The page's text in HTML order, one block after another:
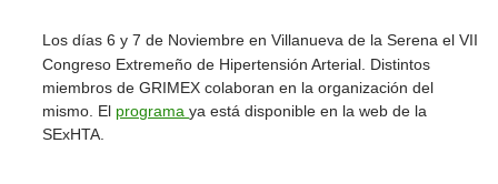
Los días 6 y 7 de Noviembre en Villanueva de la Serena el VII
Congreso Extremeño de Hipertensión Arterial. Distintos
miembros de GRIMEX colaboran en la organización del
mismo. El programaya está disponible en la web de la
SExHTA.